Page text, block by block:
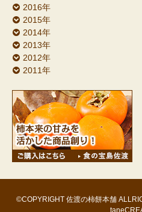
2016年
2015年
2014年
2013年
2012年
2011年
©COPYRIGHT 佐渡の柿餅本舗